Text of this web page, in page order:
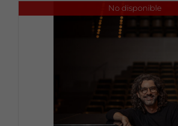
No disponible